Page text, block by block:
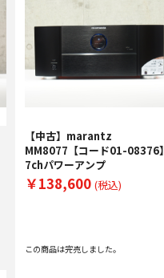
【中古】marantz
MM8077【コード01-08376】
7chパワーアンプ
￥138,600 (税込)
この商品は完売しました。